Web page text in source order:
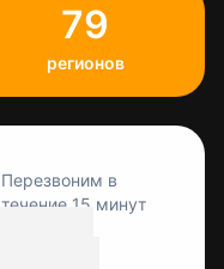
79
регионов
Перезвоним в
течение 15 минут